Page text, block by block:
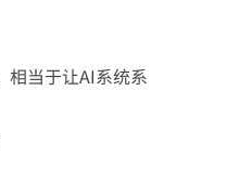
当于让AI系统系